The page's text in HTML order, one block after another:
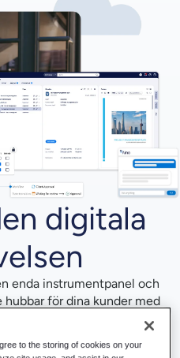
digitala
enda instrumentpanel och
hubbar för dina kunder med
tillgängliga i en vy,
to the storing of cookies on your